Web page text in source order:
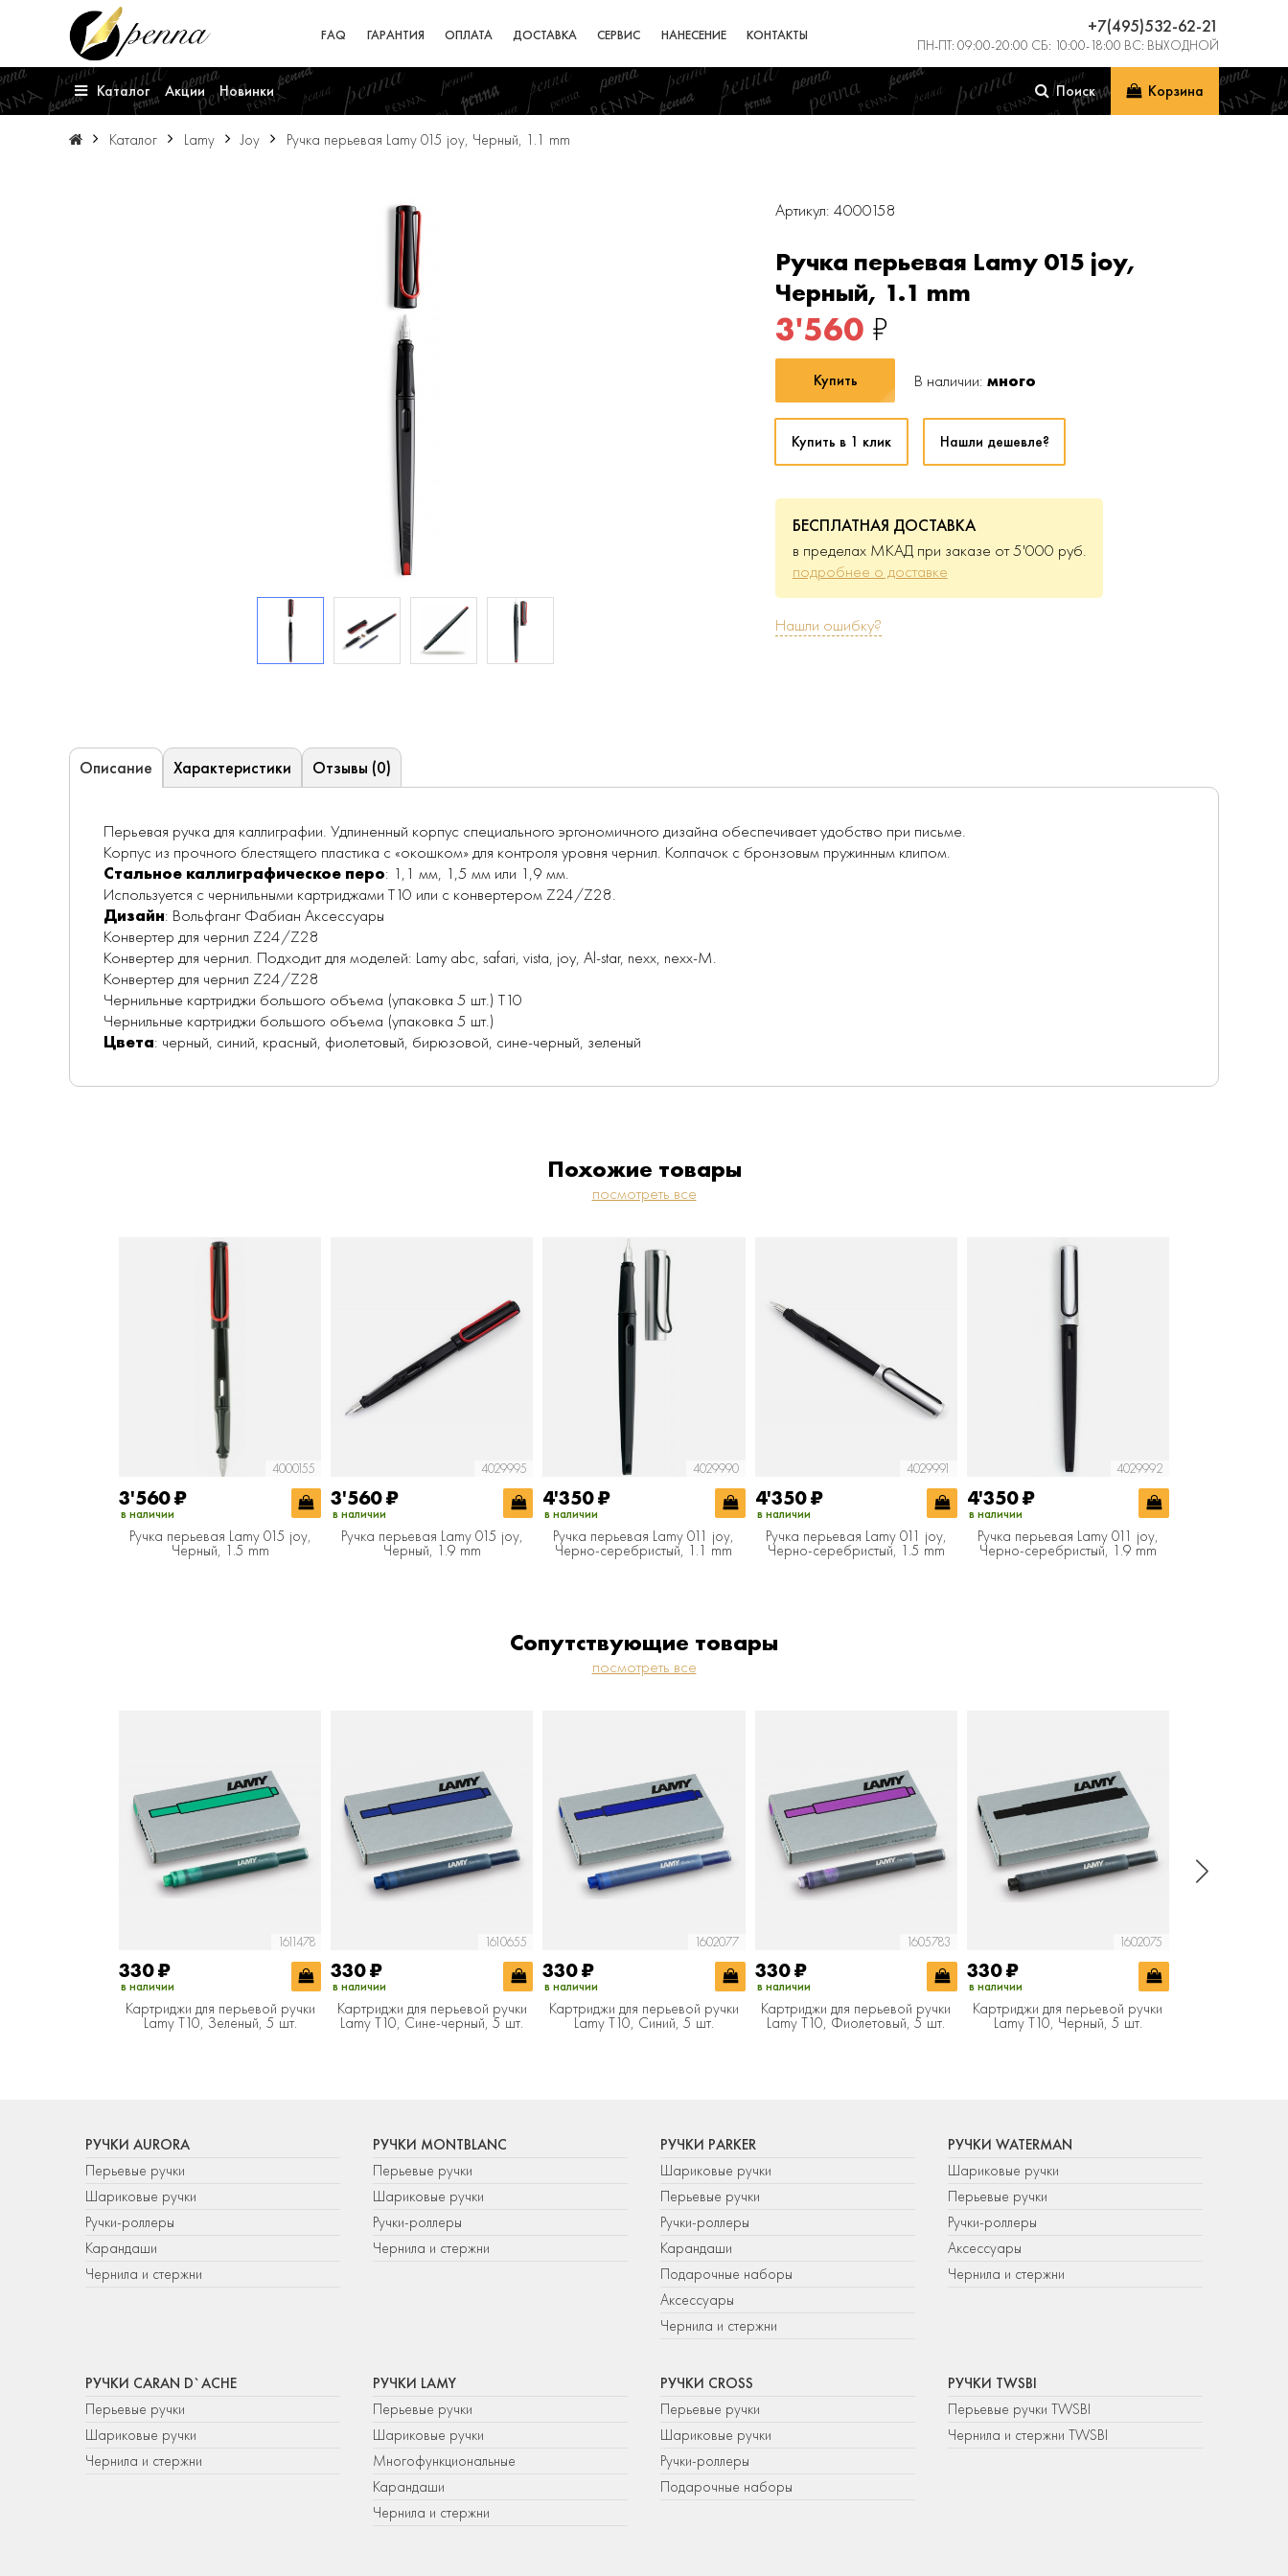
FAQ ГАРАНТИЯ ОПЛАТА ДОСТАВКА СЕРВИС НАНЕСЕНИЕ КОНТАКТЫ +7(495)532-62-21
ПН-ПТ: 09:00-20:00 СБ: 10:00-18:00 ВС: ВЫХОДНОЙ
Каталог Акции Новинки Поиск Корзина
Каталог Lamy Joy Ручка перьевая Lamy 015 joy, Черный, 1.1 mm
Артикул: 4000158
Ручка перьевая Lamy 015 joy,
Черный, 1.1 mm
3'560 ₽
Купить В наличии:много
Купить в 1 клик Нашли дешевле?
БЕСПЛАТНАЯ ДОСТАВКА
в пределах МКАД при заказе от 5'000 руб.
подробнее о доставке
Нашли ошибку?
Описание Характеристики Отзывы (0)
Перьевая ручка для каллиграфии. Удлиненный корпус специального эргономичного дизайна обеспечивает удобство при письме.
Корпус из прочного блестящего пластика с «окошком» для контроля уровня чернил. Колпачок с бронзовым пружинным клипом.
Стальное каллиграфическое перо: 1,1 мм, 1,5 мм или 1,9 мм.
Используется с чернильными картриджами Т10 или с конвертером Z24/Z28.
Дизайн: Вольфганг Фабиан Аксессуары
Конвертер для чернил Z24/Z28
Конвертер для чернил. Подходит для моделей: Lamy abc, safari, vista, joy, Al-star, nexx, nexx-M.
Конвертер для чернил Z24/Z28
Чернильные картриджи большого объема (упаковка 5 шт.) Т10
Чернильные картриджи большого объема (упаковка 5 шт.)
Цвета: черный, синий, красный, фиолетовый, бирюзовой, сине-черный, зеленый
Похожие товары
посмотреть все
4000155
3'560₽
в наличии
Ручка перьевая Lamy 015 joy,
Черный, 1.5 mm
4029995
3'560₽
в наличии
Ручка перьевая Lamy 015 joy,
Черный, 1.9 mm
4029990
4'350₽
в наличии
Ручка перьевая Lamy 011 joy,
Черно-серебристый, 1.1 mm
4029991
4'350₽
в наличии
Ручка перьевая Lamy 011 joy,
Черно-серебристый, 1.5 mm
4029992
4'350₽
в наличии
Ручка перьевая Lamy 011 joy,
Черно-серебристый, 1.9 mm
Сопутствующие товары
посмотреть все
1611478
330₽
в наличии
Картриджи для перьевой ручки
Lamy T10, Зеленый, 5 шт.
1610655
330₽
в наличии
Картриджи для перьевой ручки
Lamy T10, Сине-черный, 5 шт.
1602077
330₽
в наличии
Картриджи для перьевой ручки
Lamy T10, Синий, 5 шт.
1605783
330₽
в наличии
Картриджи для перьевой ручки
Lamy T10, Фиолетовый, 5 шт.
1602075
330₽
в наличии
Картриджи для перьевой ручки
Lamy T10, Черный, 5 шт.
РУЧКИ AURORA
Перьевые ручки
Шариковые ручки
Ручки-роллеры
Карандаши
Чернила и стержни
РУЧКИ MONTBLANC
Перьевые ручки
Шариковые ручки
Ручки-роллеры
Чернила и стержни
РУЧКИ PARKER
Шариковые ручки
Перьевые ручки
Ручки-роллеры
Карандаши
Подарочные наборы
Аксессуары
Чернила и стержни
РУЧКИ WATERMAN
Шариковые ручки
Перьевые ручки
Ручки-роллеры
Аксессуары
Чернила и стержни
РУЧКИ CARAN D`ACHE
Перьевые ручки
Шариковые ручки
Чернила и стержни
РУЧКИ LAMY
Перьевые ручки
Шариковые ручки
Многофункциональные
Карандаши
Чернила и стержни
РУЧКИ CROSS
Перьевые ручки
Шариковые ручки
Ручки-роллеры
Подарочные наборы
РУЧКИ TWSBI
Перьевые ручки TWSBI
Чернила и стержни TWSBI